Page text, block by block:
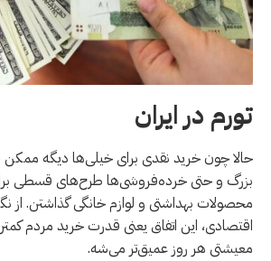
تورم در ایران
حالا چون خرید نقدی برای خیلی‌ها دیگه
بزرگ و حتی خرده‌فروشی‌ها طرح‌های قسطی برای
محصولات بهداشتی و لوازم خانگی گذاشتن. از
اقتصادی، این اتفاق یعنی قدرت خرید مردم
معیشتی هر روز عمیق‌تر می‌شه.